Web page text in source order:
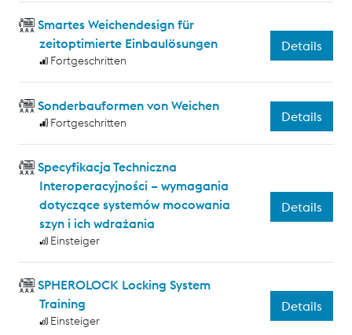
Smartes Weichendesign für
zeitoptimierte Einbaulösungen
Fortgeschritten
Details
Sonderbauformen von Weichen
Fortgeschritten Details
Specyfikacja Techniczna
Interoperacyjności – wymagania
dotyczące systemów mocowania
szyn i ich wdrażania
Einsteiger
Details
SPHEROLOCK Locking System
Training
Einsteiger
Details